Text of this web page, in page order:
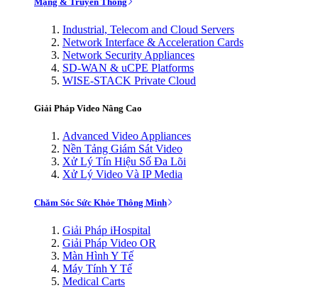
Industrial, Telecom and Cloud Servers
Network Interface & Acceleration Cards
Network Security Appliances
SD-WAN & uCPE Platforms
WISE-STACK Private Cloud
Giải Pháp Video Nâng Cao
Advanced Video Appliances
Nền Tảng Giám Sát Video
Xử Lý Tín Hiệu Số Đa Lõi
Xử Lý Video Và IP Media
Chăm Sóc Sức Khỏe Thông Minh
Giải Pháp iHospital
Giải Pháp Video OR
Màn Hình Y Tế
Máy Tính Y Tế
Medical Carts